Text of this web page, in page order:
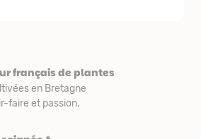
français de plantes
en Bretagne
faire et passion.